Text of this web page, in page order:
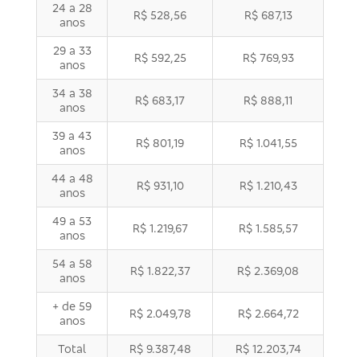
24 a 28
anos
R$ 528,56 R$ 687,13
29 a 33
anos
R$ 592,25 R$ 769,93
34 a 38
anos
R$ 683,17 R$ 888,11
39 a 43
anos
R$ 801,19 R$ 1.041,55
44 a 48
anos
R$ 931,10 R$ 1.210,43
49 a 53
anos
R$ 1.219,67 R$ 1.585,57
54 a 58
anos
R$ 1.822,37 R$ 2.369,08
+ de 59
anos
R$ 2.049,78 R$ 2.664,72
Total R$ 9.387,48 R$ 12.203,74